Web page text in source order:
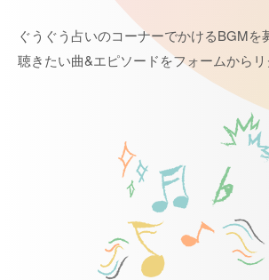
ぐうぐう占いのコーナーでかけるBGMを
聴きたい曲&エピソードをフォームから